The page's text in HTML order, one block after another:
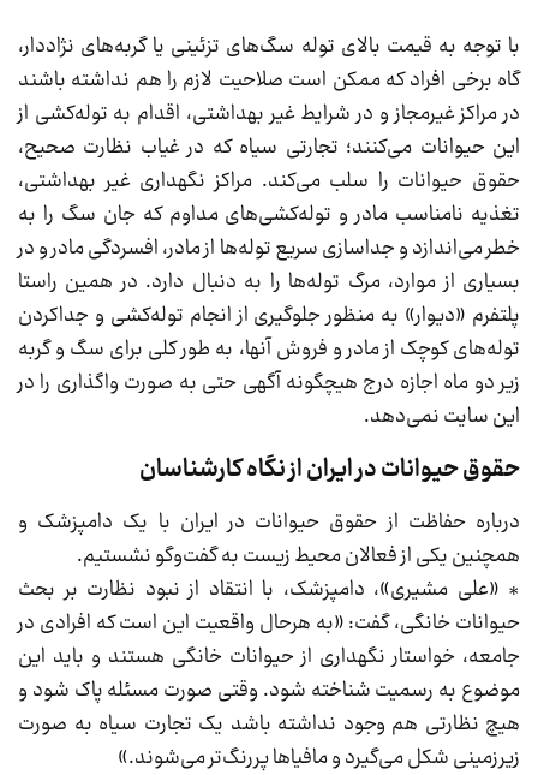
با توجه به قیمت بالای توله سگ‌‌های تزئینی یا گربه‌های نژاددار،
گاه برخی افراد که ممکن است صلاحیت لازم را هم نداشته باشند
در مراکز غیرمجاز و در شرایط غیر بهداشتی، اقدام به توله‌کشی از
این حیوانات می‌کنند؛ تجارتی سیاه که در غیاب نظارت صحیح،
حقوق حیوانات را سلب می‌کند. مراکز نگهداری غیر بهداشتی،
تغذیه نامناسب مادر و توله‌کشی‌های مداوم که جان سگ را به
خطر می‌اندازد و جداسازی سریع توله‌ها از مادر، افسردگی مادر و در
بسیاری از موارد، مرگ توله‌ها را به دنبال دارد. در همین راستا
پلتفرم «دیوار» به منظور جلوگیری از انجام توله‌کشی و جداکردن
توله‌های کوچک از مادر و فروش آنها، به طور کلی برای سگ و گربه
زیر دو ماه اجازه درج هیچگونه آگهی حتی به صورت واگذاری را در
این سایت نمی‌دهد.
حقوق حیوانات در ایران از نگاه کارشناسان
درباره حفاظت از حقوق حیوانات در ایران با یک دامپزشک و
همچنین یکی از فعالان محیط زیست به گفت‌وگو نشستیم.
* «علی مشیری»، دامپزشک، با انتقاد از نبود نظارت بر بحث
حیوانات خانگی، گفت: «به هرحال واقعیت این است که افرادی در
جامعه، خواستار نگهداری از حیوانات خانگی هستند و باید این
موضوع به رسمیت شناخته شود. وقتی صورت مسئله پاک شود و
هیچ نظارتی هم وجود نداشته باشد یک تجارت سیاه به صورت
زیرزمینی شکل می‌گیرد و مافیاها پررنگ‌تر می‌شوند.»